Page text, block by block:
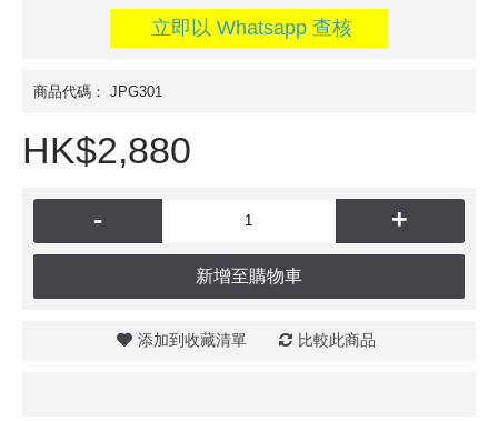
立即以 Whatsapp 查核
商品代碼： JPG301
HK$2,880
- +
新增至購物車
添加到收藏清單 比較此商品